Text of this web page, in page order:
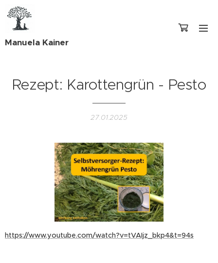
Manuela Kainer
Rezept: Karottengrün - Pesto
27.01.2025
https://www.youtube.com/watch?v=tVAIjz_bkp4&t=94s